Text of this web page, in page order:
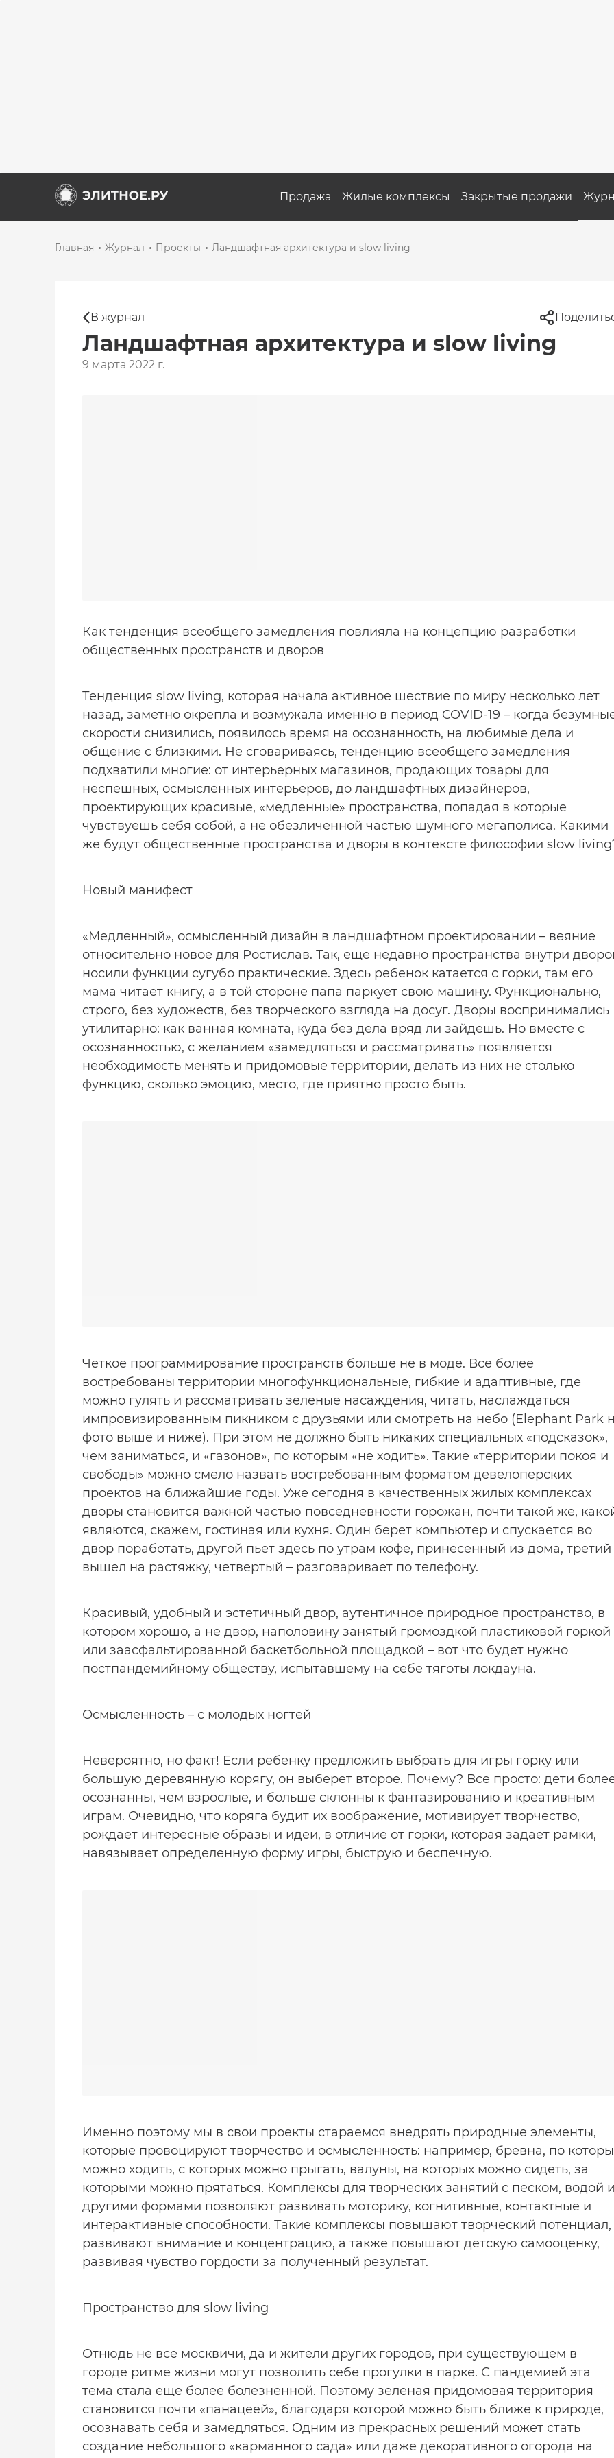
Продажа Жилые комплексы Закрытые продажи
Главная Журнал Проекты Ландшафтная архитектура и slow living
В журнал
Ландшафтная архитектура и slow living
9 марта 2022 г.
Как тенденция всеобщего замедления повлияла на концепцию разработки
общественных пространств и дворов
Тенденция slow living, которая начала активное шествие по миру несколько лет
назад, заметно окрепла и возмужала именно в период COVID-19 – когда
скорости снизились, появилось время на осознанность, на любимые дела и
общение с близкими. Не сговариваясь, тенденцию всеобщего замедления
подхватили многие: от интерьерных магазинов, продающих товары для
неспешных, осмысленных интерьеров, до ландшафтных дизайнеров,
проектирующих красивые, «медленные» пространства, попадая в которые
чувствуешь себя собой, а не обезличенной частью шумного мегаполиса. Какими
же будут общественные пространства и дворы в контексте философии slow
Новый манифест
«Медленный», осмысленный дизайн в ландшафтном проектировании – веяние
относительно новое для Ростислав. Так, еще недавно пространства внутри
носили функции сугубо практические. Здесь ребенок катается с горки, там его
мама читает книгу, а в той стороне папа паркует свою машину. Функционально,
строго, без художеств, без творческого взгляда на досуг. Дворы воспринимались
утилитарно: как ванная комната, куда без дела вряд ли зайдешь. Но вместе с
осознанностью, с желанием «замедляться и рассматривать» появляется
необходимость менять и придомовые территории, делать из них не столько
функцию, сколько эмоцию, место, где приятно просто быть.
Четкое программирование пространств больше не в моде. Все более
востребованы территории многофункциональные, гибкие и адаптивные, где
можно гулять и рассматривать зеленые насаждения, читать, наслаждаться
импровизированным пикником с друзьями или смотреть на небо (Elephant Park
фото выше и ниже). При этом не должно быть никаких специальных «подсказок»,
чем заниматься, и «газонов», по которым «не ходить». Такие «территории покоя и
свободы» можно смело назвать востребованным форматом девелоперских
проектов на ближайшие годы. Уже сегодня в качественных жилых комплексах
дворы становится важной частью повседневности горожан, почти такой же,
являются, скажем, гостиная или кухня. Один берет компьютер и спускается во
двор поработать, другой пьет здесь по утрам кофе, принесенный из дома, третий
вышел на растяжку, четвертый – разговаривает по телефону.
Красивый, удобный и эстетичный двор, аутентичное природное пространство, в
котором хорошо, а не двор, наполовину занятый громоздкой пластиковой горкой
или заасфальтированной баскетбольной площадкой – вот что будет нужно
постпандемийному обществу, испытавшему на себе тяготы локдауна.
Осмысленность – с молодых ногтей
Невероятно, но факт! Если ребенку предложить выбрать для игры горку или
большую деревянную корягу, он выберет второе. Почему? Все просто: дети
осознанны, чем взрослые, и больше склонны к фантазированию и креативным
играм. Очевидно, что коряга будит их воображение, мотивирует творчество,
рождает интересные образы и идеи, в отличие от горки, которая задает рамки,
навязывает определенную форму игры, быструю и беспечную.
Именно поэтому мы в свои проекты стараемся внедрять природные элементы,
которые провоцируют творчество и осмысленность: например, бревна, по
можно ходить, с которых можно прыгать, валуны, на которых можно сидеть, за
которыми можно прятаться. Комплексы для творческих занятий с песком, водой
другими формами позволяют развивать моторику, когнитивные, контактные и
интерактивные способности. Такие комплексы повышают творческий потенциал,
развивают внимание и концентрацию, а также повышают детскую самооценку,
развивая чувство гордости за полученный результат.
Пространство для slow living
Отнюдь не все москвичи, да и жители других городов, при существующем в
городе ритме жизни могут позволить себе прогулки в парке. С пандемией эта
тема стала еще более болезненной. Поэтому зеленая придомовая территория
становится почти «панацеей», благодаря которой можно быть ближе к природе,
осознавать себя и замедляться. Одним из прекрасных решений может стать
создание небольшого «карманного сада» или даже декоративного огорода на